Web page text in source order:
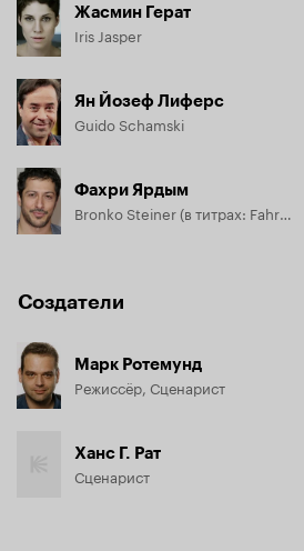
Жасмин Герат
Iris Jasper
Ян Йозеф Лиферс
Guido Schamski
Фахри Ярдым
Создатели
Марк Ротемунд
Режиссёр, Сценарист
Ханс Г. Рат
Сценарист